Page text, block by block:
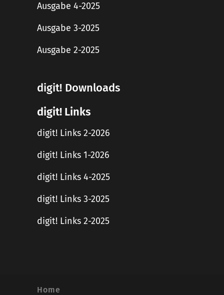
Ausgabe 4-2025
Ausgabe 3-2025
Ausgabe 2-2025
digit! Downloads
digit! Links
digit! Links 2-2026
digit! Links 1-2026
digit! Links 4-2025
digit! Links 3-2025
digit! Links 2-2025
Home